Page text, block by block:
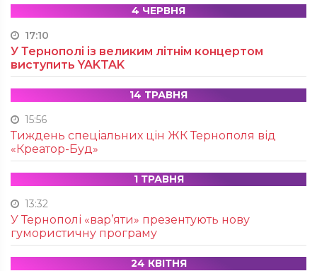
4 ЧЕРВНЯ
17:10
У Тернополі із великим літнім концертом
виступить YAKTAK
14 ТРАВНЯ
15:56
Тиждень спеціальних цін ЖК Тернополя від
«Креатор-Буд»
1 ТРАВНЯ
13:32
У Тернополі «вар’яти» презентують нову
гумористичну програму
24 КВІТНЯ